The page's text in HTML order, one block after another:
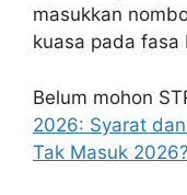
masukkan
kuasa pada fasa
Belum mohon
2026: Syarat
Tak Masuk